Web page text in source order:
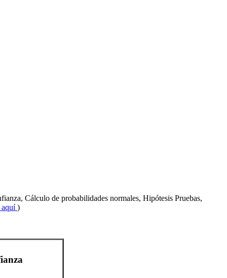
Cálculo de probabilidades normales, Hipótesis Pruebas,
aquí)